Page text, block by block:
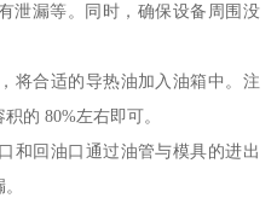
泄漏等。同时，确保设备周围没
将合适的导热油加入油箱中。注
的 80%左右即可。
和回油口通过油管与模具的进出